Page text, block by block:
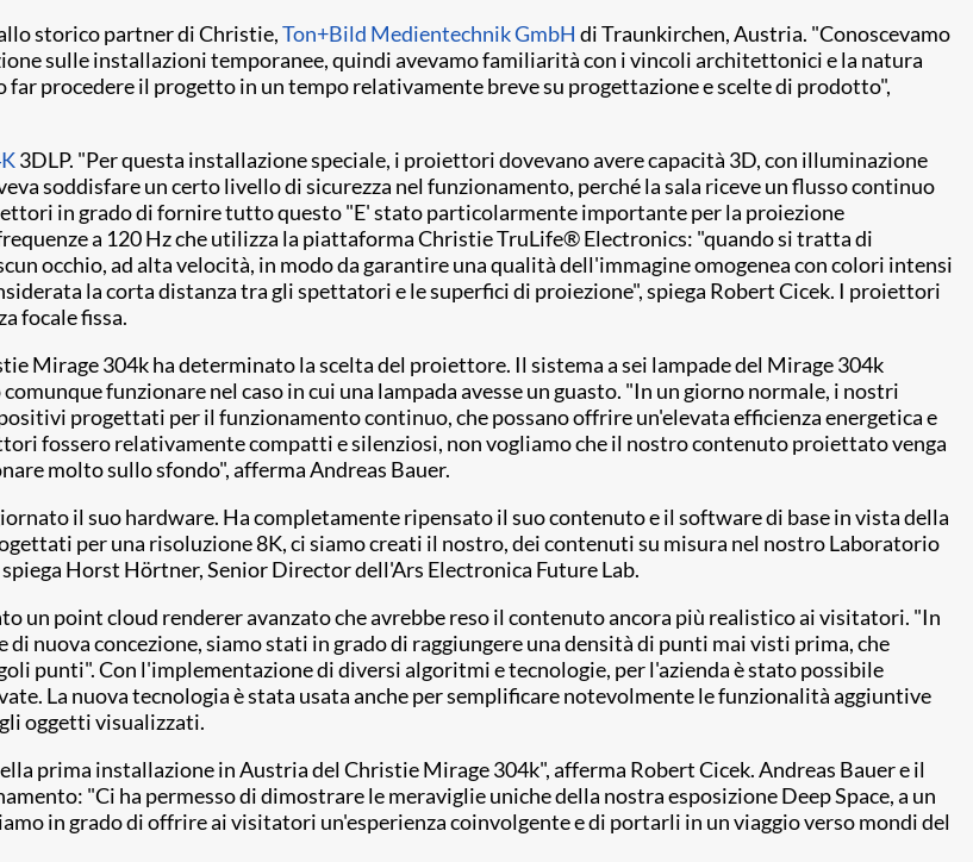
storico partner di Christie,Ton+Bild Medientechnik GmbH di Traunkirchen, Austria. "Conoscevamo
sulle installazioni temporanee, quindi avevamo familiarità con i vincoli architettonici e la natura
far procedere il progetto in un tempo relativamente breve su progettazione e scelte di prodotto",
3DLP. "Per questa installazione speciale, i proiettori dovevano avere capacità 3D, con illuminazione
soddisfare un certo livello di sicurezza nel funzionamento, perché la sala riceve un flusso continuo
in grado di fornire tutto questo "E' stato particolarmente importante per la proiezione
a 120 Hz che utilizza la piattaforma Christie TruLife® Electronics: "quando si tratta di
occhio, ad alta velocità, in modo da garantire una qualità dell'immagine omogenea con colori intensi
la corta distanza tra gli spettatori e le superfici di proiezione", spiega Robert Cicek. I proiettori
focale fissa.
Mirage 304k ha determinato la scelta del proiettore. Il sistema a sei lampade del Mirage 304k
funzionare nel caso in cui una lampada avesse un guasto. "In un giorno normale, i nostri
progettati per il funzionamento continuo, che possano offrire un'elevata efficienza energetica e
fossero relativamente compatti e silenziosi, non vogliamo che il nostro contenuto proiettato venga
molto sullo sfondo", afferma Andreas Bauer.
il suo hardware. Ha completamente ripensato il suo contenuto e il software di base in vista della
per una risoluzione 8K, ci siamo creati il nostro, dei contenuti su misura nel nostro Laboratorio
Horst Hörtner, Senior Director dell'Ars Electronica Future Lab.
un point cloud renderer avanzato che avrebbe reso il contenuto ancora più realistico ai visitatori. "In
nuova concezione, siamo stati in grado di raggiungere una densità di punti mai visti prima, che
punti". Con l'implementazione di diversi algoritmi e tecnologie, per l'azienda è stato possibile
La nuova tecnologia è stata usata anche per semplificare notevolmente le funzionalità aggiuntive
oggetti visualizzati.
prima installazione in Austria del Christie Mirage 304k", afferma Robert Cicek. Andreas Bauer e il
"Ci ha permesso di dimostrare le meraviglie uniche della nostra esposizione Deep Space, a un
in grado di offrire ai visitatori un'esperienza coinvolgente e di portarli in un viaggio verso mondi del